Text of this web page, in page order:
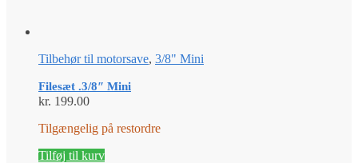
Tilbehør til motorsave, 3/8" Mini
Filesæt .3/8″ Mini
kr. 199.00
Tilgængelig på restordre
Tilføj til kurv